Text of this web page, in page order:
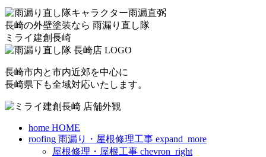
長崎の外壁塗装なら 雨漏り直し隊
ミライ建創長崎
長崎市内と市内近郊を中心に
長崎県下も全域対応いたします。
home HOME
roofing 雨漏り・屋根修理工事 expand_more
屋根修理・屋根工事 chevron_right